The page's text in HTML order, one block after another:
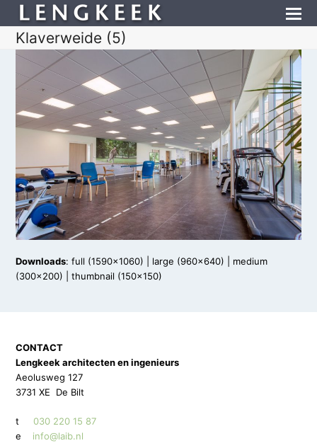
Klaverweide (5)
Downloads:full (1590x1060) large (960x640)
medium
(300x200) |thumbnail (150x150)
CONTACT
Lengkeek architecten en ingenieurs
Aeolusweg 127
3731 XE De Bilt
t030 220 15 87
e info@laib.nl